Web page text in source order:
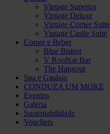
Vintage Superior
Vintage Deluxe
Vintage Corner Suite
Vintage Castle Suite
Comer e Beber
Blue Bistrot
V Rooftop Bar
The Hangout
Spa e Ginásio
CONDUZA UM MOKE
Eventos
Galeria
Sustentabilidade
Vouchers